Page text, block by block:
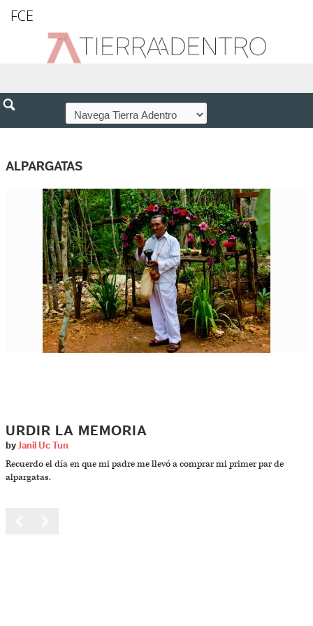
FCE
ALPARGATAS
URDIR LA MEMORIA
by Janil Uc Tun
Recuerdo el día en que mi padre me llevó a comprar mi primer par de
alpargatas.